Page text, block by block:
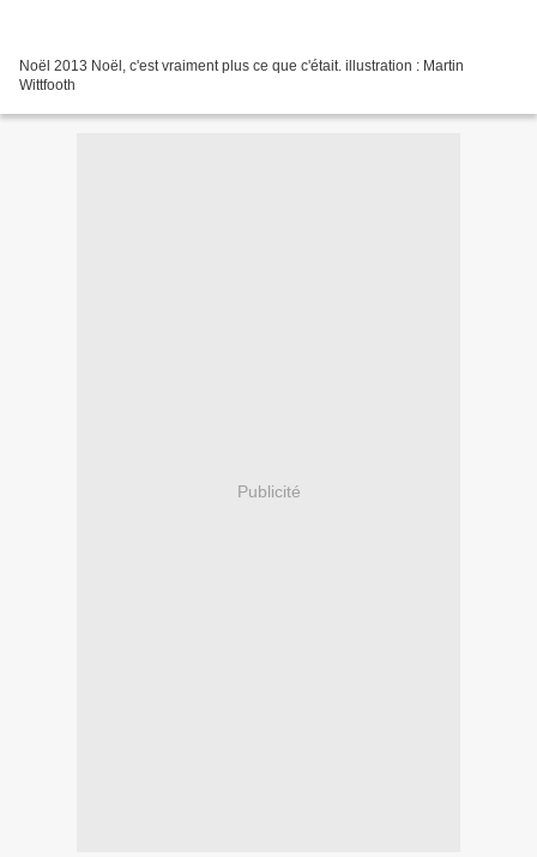
Noël 2013 Noël, c'est vraiment plus ce que c'était. illustration : Martin
Wittfooth
Publicité